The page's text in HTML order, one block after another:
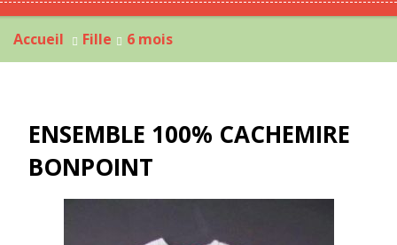
Accueil Fille 6 mois
ENSEMBLE 100% CACHEMIRE
BONPOINT